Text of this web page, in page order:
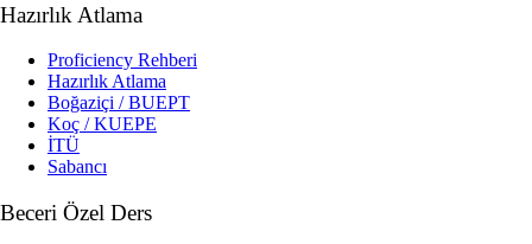
Hazırlık Atlama
Proficiency Rehberi
Hazırlık Atlama
Boğaziçi / BUEPT
Koç / KUEPE
İTÜ
Sabancı
Beceri Özel Ders